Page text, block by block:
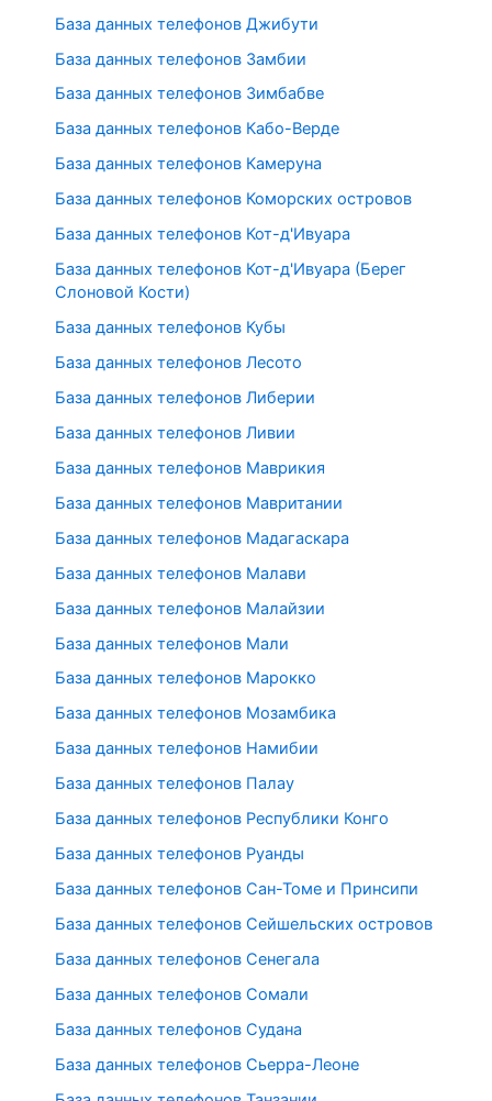
База данных телефонов Джибути
База данных телефонов Замбии
База данных телефонов Зимбабве
База данных телефонов Кабо-Верде
База данных телефонов Камеруна
База данных телефонов Коморских островов
База данных телефонов Кот-д'Ивуара
База данных телефонов Кот-д'Ивуара (Берег
Слоновой Кости)
База данных телефонов Кубы
База данных телефонов Лесото
База данных телефонов Либерии
База данных телефонов Ливии
База данных телефонов Маврикия
База данных телефонов Мавритании
База данных телефонов Мадагаскара
База данных телефонов Малави
База данных телефонов Малайзии
База данных телефонов Мали
База данных телефонов Марокко
База данных телефонов Мозамбика
База данных телефонов Намибии
База данных телефонов Палау
База данных телефонов Республики Конго
База данных телефонов Руанды
База данных телефонов Сан-Томе и Принсипи
База данных телефонов Сейшельских островов
База данных телефонов Сенегала
База данных телефонов Сомали
База данных телефонов Судана
База данных телефонов Сьерра-Леоне